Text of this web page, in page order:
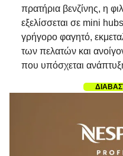
πρατήρια βενζίνης, η
εξελίσσεται σε mini
γρήγορο φαγητό,
των πελατών και
που υπόσχεται